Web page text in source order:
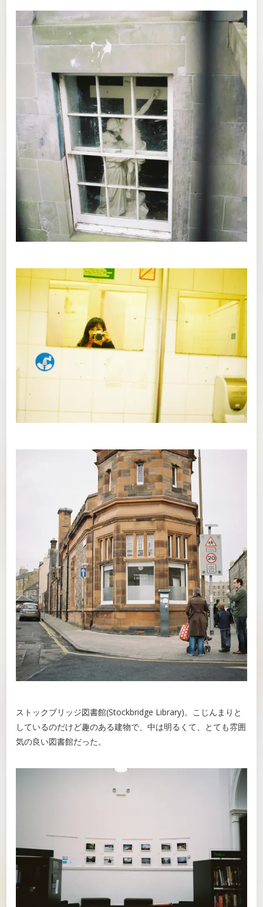
ストックブリッジ図書館(Stockbridge Library)。こじんまりと
しているのだけど趣のある建物で、中は明るくて、とても雰囲
気の良い図書館だった。